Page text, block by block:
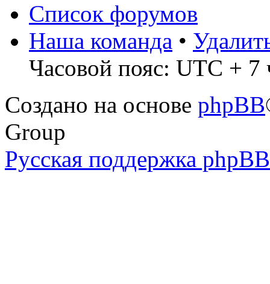
Список форумов
Наша команда •
Часовой пояс: UTC + 7
Создано на основе phpBB
Group
Русская поддержка phpBB